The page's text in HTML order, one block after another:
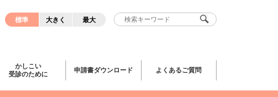
かしこい
受診のために
申請書ダウンロード よくあるご質問
標準 大きく 最大